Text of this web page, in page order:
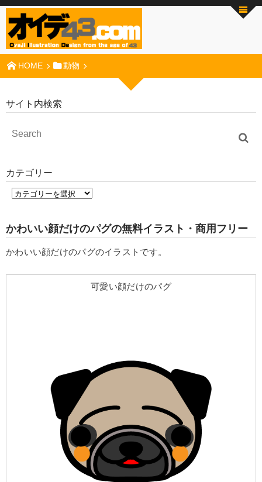
HOME 動物
サイト内検索
カテゴリー
かわいい顔だけのパグの無料イラスト・商用フリー
かわいい顔だけのパグのイラストです。
可愛い顔だけのパグ